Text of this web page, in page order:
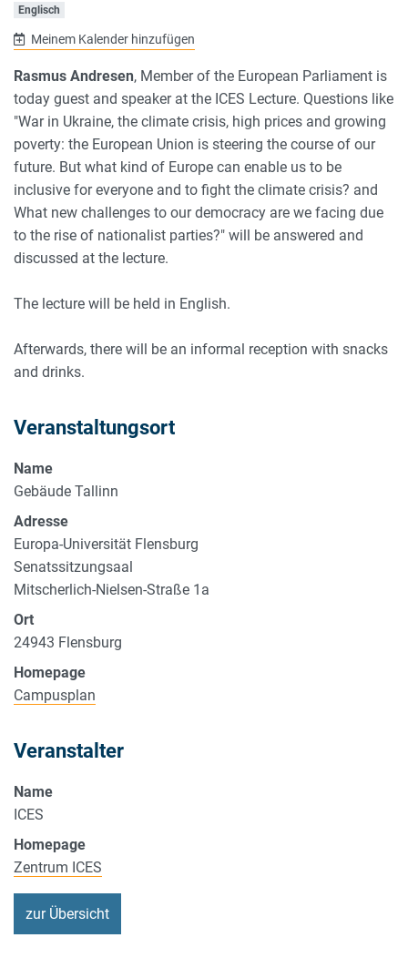
Englisch
Meinem Kalender hinzufügen
Rasmus Andresen, Member of the European Parliament is
today guest and speaker at the ICES Lecture. Questions like
"War in Ukraine, the climate crisis, high prices and growing
poverty: the European Union is steering the course of our
future. But what kind of Europe can enable us to be
inclusive for everyone and to fight the climate crisis? and
What new challenges to our democracy are we facing due
to the rise of nationalist parties?" will be answered and
discussed at the lecture.
The lecture will be held in English.
Afterwards, there will be an informal reception with snacks
and drinks.
Veranstaltungsort
Name
Gebäude Tallinn
Adresse
Europa-Universität Flensburg
Senatssitzungsaal
Mitscherlich-Nielsen-Straße 1a
Ort
24943 Flensburg
Homepage
Campusplan
Veranstalter
Name
ICES
Homepage
Zentrum ICES
zur Übersicht